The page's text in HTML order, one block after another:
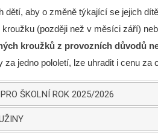
dětí, aby o změně týkající se jejich
(později než v měsíci září)
kroužků z provozních důvodů
za jedno pololetí, lze uhradit i cenu za
ŠKOLNÍ ROK 2025/2026